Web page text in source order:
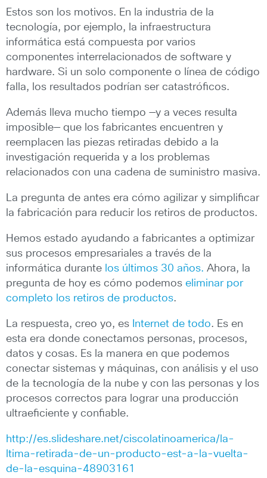
Estos son los motivos. En la industria de la
tecnología, por ejemplo, la infraestructura
informática está compuesta por varios
componentes interrelacionados de software y
hardware. Si un solo componente o línea de código
falla, los resultados podrían ser catastróficos.
Además lleva mucho tiempo —y a veces resulta
imposible— que los fabricantes encuentren y
reemplacen las piezas retiradas debido a la
investigación requerida y a los problemas
relacionados con una cadena de suministro masiva.
La pregunta de antes era cómo agilizar y simplificar
la fabricación para reducir los retiros de productos.
Hemos estado ayudando a fabricantes a optimizar
sus procesos empresariales a través de la
informática durante los últimos 30 años. Ahora, la
pregunta de hoy es cómo podemos eliminar por
completo los retiros de productos.
La respuesta, creo yo, es Internet de todo. Es en
esta era donde conectamos personas, procesos,
datos y cosas. Es la manera en que podemos
conectar sistemas y máquinas, con análisis y el uso
de la tecnología de la nube y con las personas y los
procesos correctos para lograr una producción
ultraeficiente y confiable.
http://es.slideshare.net/ciscolatinoamerica/la-
ltima-retirada-de-un-producto-est-a-la-vuelta-
de-la-esquina-48903161